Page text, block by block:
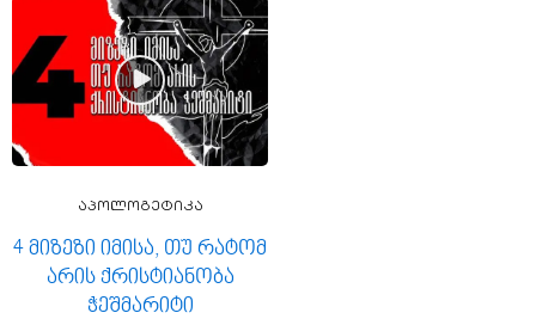
აპოლოგეტიკა
4 მიზეზი იმისა, თუ რატომ
არის ქრისტიანობა
ჭეშმარიტი